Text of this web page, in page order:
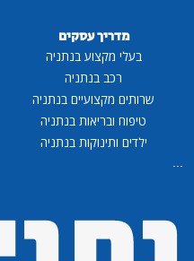
מדריך עסקים
בעלי מקצוע בנתניה
רכב בנתניה
שרותים מקצועיים בנתניה
טיפוח ובריאות בנתניה
ילדים ותינוקות בנתניה
...